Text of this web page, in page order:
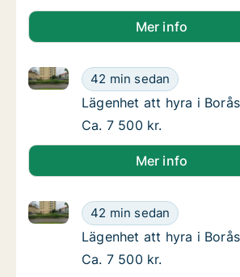
Mer info
Lägenhet att hyra i
42 min sedan
Lägenhet att hyra i Borås,
Lägenhet att hyra i
Lägenhet att hyra i
Lägenhet att hyra i
Ca. 7 500 kr.
Mer info
Lägenhet att hyra i
42 min sedan
Lägenhet att hyra i Borås,
Lägenhet att hyra i
Lägenhet att hyra i
Lägenhet att hyra i
Ca. 7 500 kr.